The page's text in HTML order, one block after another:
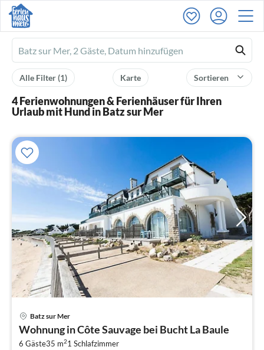
Ferienhausmiete
logo
Sortieren
Karte
Alle Filter(1)
4 Ferienwohnungen & Ferienhäuser für Ihren
Urlaub mit Hund in Batz sur Mer
Batz sur Mer
Wohnung in Côte Sauvage bei Bucht La Baule
6 Gäste35 m21 Schlafzimmer